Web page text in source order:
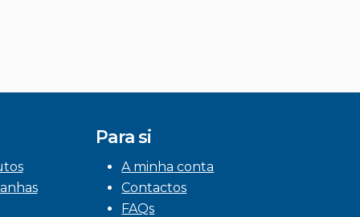
Para si
A minha conta
Contactos
FAQs